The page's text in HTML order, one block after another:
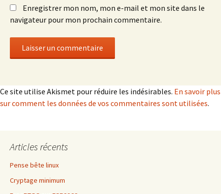
Enregistrer mon nom, mon e-mail et mon site dans le
navigateur pour mon prochain commentaire.
Ce site utilise Akismet pour réduire les indésirables. En savoir plus
sur comment les données de vos commentaires sont utilisées.
Articles récents
Pense bête linux
Cryptage minimum